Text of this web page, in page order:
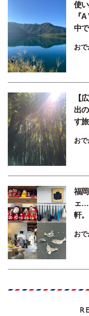
使
『
中
お
【
出
す旅
お
福
ェ
軒
お